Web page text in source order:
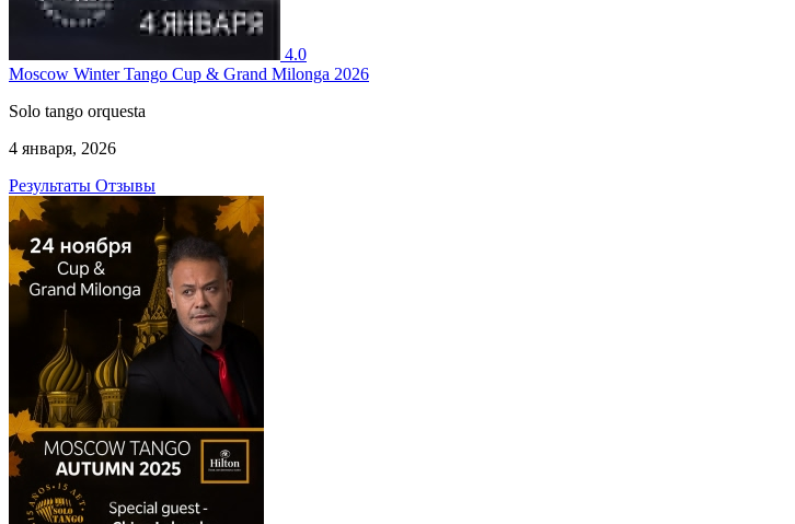
4.0
Moscow Winter Tango Cup & Grand Milonga 2026
Solo tango orquesta
4 января, 2026
Результаты Отзывы